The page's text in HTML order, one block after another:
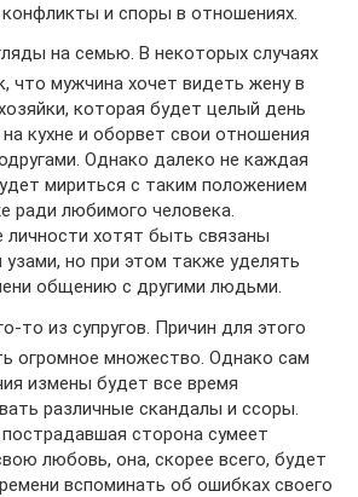
и споры в отношениях.
на семью. В некоторых случаях
что мужчина хочет видеть жену в
которая будет целый день
кухне и оборвет свои отношения
Однако далеко не каждая
мириться с таким положением
ради любимого человека.
хотят быть связаны
но при этом также уделять
общению с другими людьми.
то из супругов. Причин для этого
огромное множество. Однако сам
измены будет все время
различные скандалы и ссоры.
сторона сумеет
любовь, она, скорее всего, будет
вспоминать об ошибках своего